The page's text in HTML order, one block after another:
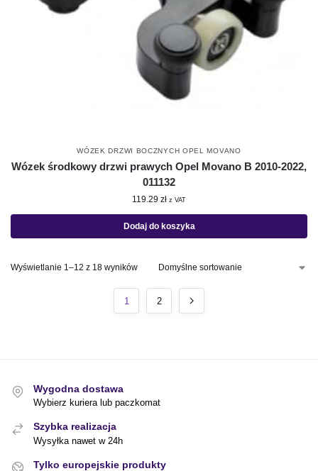
WÓZEK DRZWI BOCZNYCH OPEL MOVANO
Wózek środkowy drzwi prawych Opel Movano B 2010-2022,
011132
119.29 zł z VAT
Dodaj do koszyka
Wyświetlanie 1–12 z 18 wyników
1 2
Wygodna dostawa
Wybierz kuriera lub paczkomat
Szybka realizacja
Wysyłka nawet w 24h
Tylko europejskie produkty